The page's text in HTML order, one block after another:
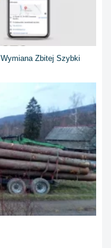
Zbitej Szybki